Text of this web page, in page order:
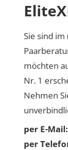
Sie sind
möchten
Nr. 1
Nehmen
per E-Mail:
per